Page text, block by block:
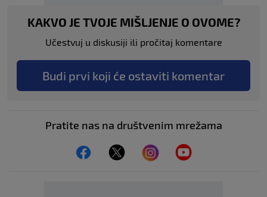
KAKVO JE TVOJE MIŠLJENJE O OVOME?
Učestvuj u diskusiji ili pročitaj komentare
Budi prvi koji će ostaviti komentar
Pratite nas na društvenim mrežama